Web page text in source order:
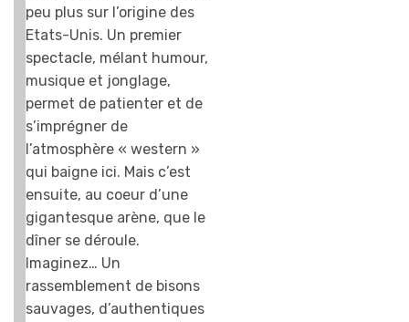
peu plus sur l’origine des
Etats-Unis. Un premier
spectacle, mélant humour,
musique et jonglage,
permet de patienter et de
s’imprégner de
l’atmosphère « western »
qui baigne ici. Mais c’est
ensuite, au coeur d’une
gigantesque arène, que le
dîner se déroule.
Imaginez… Un
rassemblement de bisons
sauvages, d’authentiques